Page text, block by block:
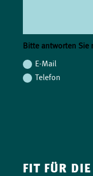
Bitte antworten Sie
E-Mail
Telefon
FIT FÜR